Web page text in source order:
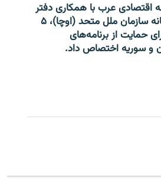
عرب با همکاری دفتر
هماهنگی امور بشردوستانه سازمان ملل متحد (اوچا)، ۵
حمایت از برنامه‌های
و سوریه اختصاص داد.